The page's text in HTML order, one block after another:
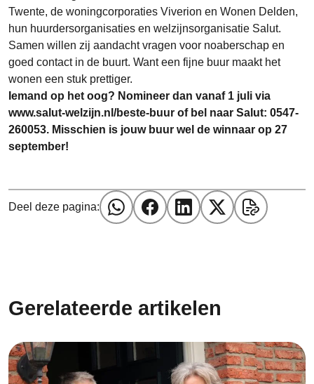
Twente, de woningcorporaties Viverion en Wonen Delden,
hun huurdersorganisaties en welzijnsorganisatie Salut.
Samen willen zij aandacht vragen voor noaberschap en
goed contact in de buurt. Want een fijne buur maakt het
wonen een stuk prettiger.
Iemand op het oog? Nomineer dan vanaf 1 juli via
www.salut-welzijn.nl/beste-buur of bel naar Salut: 0547-
260053. Misschien is jouw buur wel de winnaar op 27
september!
Deel deze pagina:
Gerelateerde artikelen